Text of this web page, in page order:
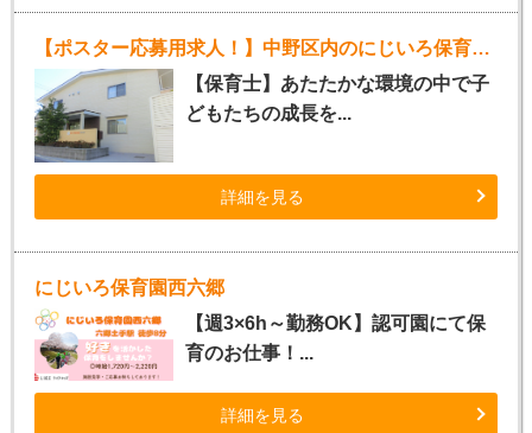
【ポスター応募用求人！】中野区内のにじいろ保育園（パート）
【保育士】あたたかな環境の中で子
どもたちの成長を...
詳細を見る
にじいろ保育園西六郷
【週3×6h～勤務OK】認可園にて保
育のお仕事！...
詳細を見る